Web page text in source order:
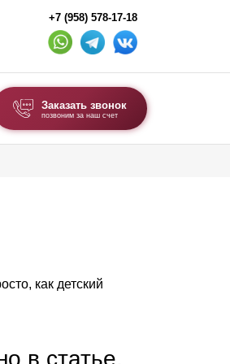
+7 (958) 578-17-18
Заказать звонок
позвоним за наш счет
как детский